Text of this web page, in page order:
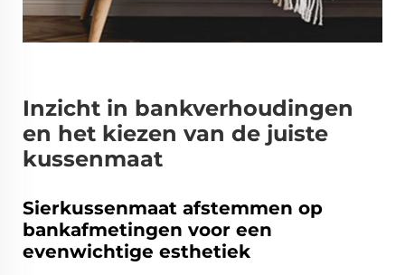
Inzicht in bankverhoudingen
en het kiezen van de juiste
kussenmaat
Sierkussenmaat afstemmen op
bankafmetingen voor een
evenwichtige esthetiek